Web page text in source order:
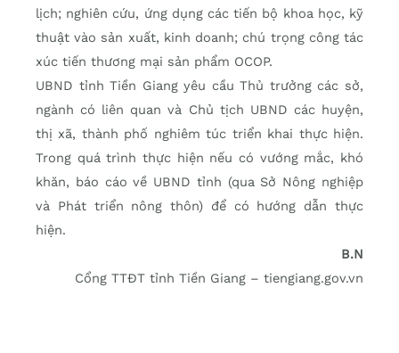
lịch; nghiên cứu, ứng dụng các tiến bộ khoa học, kỹ
thuật vào sản xuất, kinh doanh; chú trọng công tác
xúc tiến thương mại sản phẩm OCOP.
UBND tỉnh Tiền Giang yêu cầu Thủ trưởng các sở,
ngành có liên quan và Chủ tịch UBND các huyện,
thị xã, thành phố nghiêm túc triển khai thực hiện.
Trong quá trình thực hiện nếu có vướng mắc, khó
khăn, báo cáo về UBND tỉnh (qua Sở Nông nghiệp
và Phát triển nông thôn) để có hướng dẫn thực
hiện.
B.N
Cổng TTĐT tỉnh Tiền Giang – tiengiang.gov.vn